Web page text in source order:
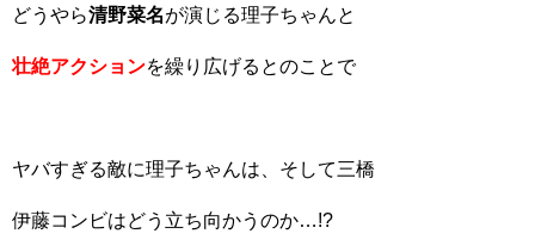
どうやら清野菜名が演じる理子ちゃんと
壮絶アクションを繰り広げるとのことで
ヤバすぎる敵に理子ちゃんは、そして三橋
伊藤コンビはどう立ち向かうのか…!?